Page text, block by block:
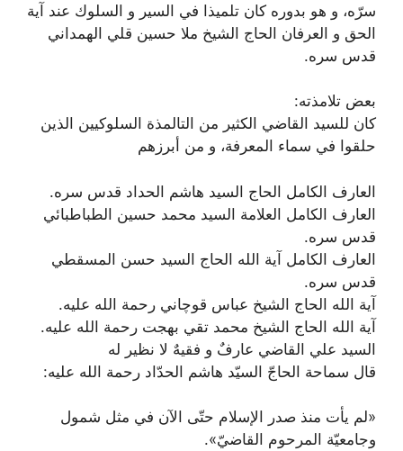
سرّه، و هو بدوره كان تلميذا في السير و السلوك عند آية
الحق و العرفان الحاج الشيخ ملا حسين قلي الهمداني
قدس سره.
بعض تلامذته:
كان للسيد القاضي الكثير من التالمذة السلوكيين الذين
حلقوا في سماء المعرفة، و من أبرزهم
العارف الكامل الحاج السيد هاشم الحداد قدس سره.
العارف الكامل العلامة السيد محمد حسين الطباطبائي
قدس سره.
العارف الكامل آية الله الحاج السيد حسن المسقطي
قدس سره.
آية الله الحاج الشيخ عباس قوچاني رحمة الله عليه.
آية الله الحاج الشيخ محمد تقي بهجت رحمة الله عليه.
السيد علي القاضي عارفٌ و فقيهٌ لا ‌نظير له
قال سماحة الحاجّ السيّد هاشم الحدّاد رحمة الله عليه:
«لم يأت منذ صدر الإسلام حتّى الآن في مثل شمول
وجامعيّة المرحوم القاضيّ».